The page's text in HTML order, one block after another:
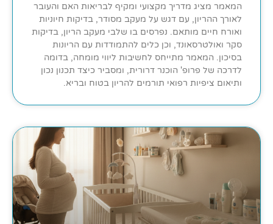
המאמר מציג מדריך מקצועי ומקיף לבריאות האם והעובר
לאורך ההריון, עם דגש על מעקב מסודר, בדיקות חיוניות
ואורח חיים מותאם. נפרסים בו שלבי מעקב הריון, בדיקות
סקר ואולטרסאונד, וכן כלים להתמודדות עם הריונות
בסיכון. המאמר מתייחס לחשיבות ליווי מומחה, בדומה
לדרכה של פרופ' הוכנר דרורית, ומסביר כיצד תכנון נכון
ותיאום ציפיות רפואי תורמים להריון בטוח ובריא.